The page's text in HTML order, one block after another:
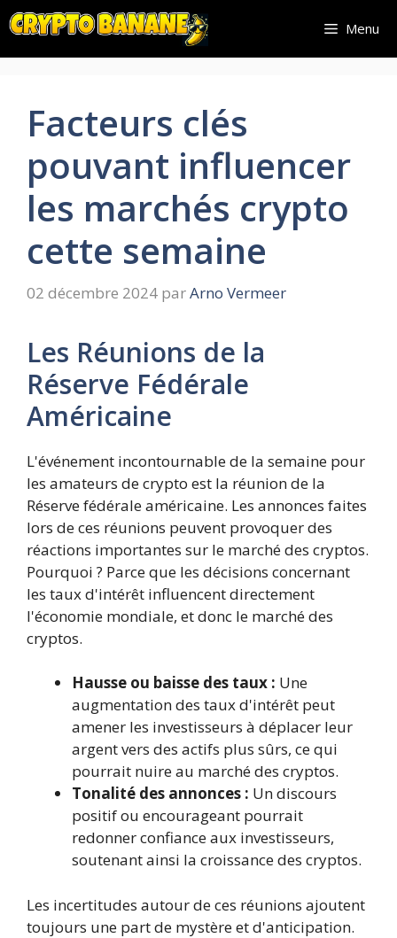
Aller
au
contenu
Menu
Facteurs clés
pouvant influencer
les marchés crypto
cette semaine
02 décembre 2024 parArno Vermeer
Les Réunions de la
Réserve Fédérale
Américaine
L'événement incontournable de la semaine pour
les amateurs de crypto est la réunion de la
Réserve fédérale américaine. Les annonces faites
lors de ces réunions peuvent provoquer des
réactions importantes sur le marché des cryptos.
Pourquoi ? Parce que les décisions concernant
les taux d'intérêt influencent directement
l'économie mondiale, et donc le marché des
cryptos.
Hausse ou baisse des taux : Une
augmentation des taux d'intérêt peut
amener les investisseurs à déplacer leur
argent vers des actifs plus sûrs, ce qui
pourrait nuire au marché des cryptos.
Tonalité des annonces : Un discours
positif ou encourageant pourrait
redonner confiance aux investisseurs,
soutenant ainsi la croissance des cryptos.
Les incertitudes autour de ces réunions ajoutent
toujours une part de mystère et d'anticipation.